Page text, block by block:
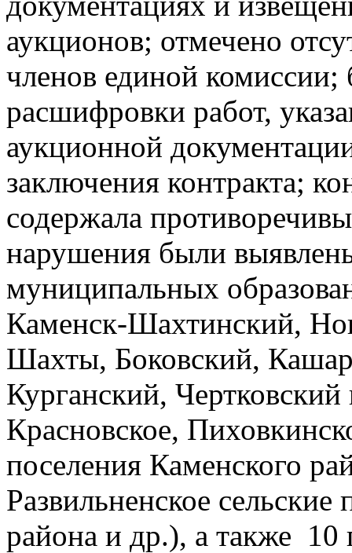
аукционов; отмечено
членов единой
расшифровки работ,
аукционной
заключения контракта;
содержала
нарушения были
муниципальных
Каменск-Шахтинский,
Шахты, Боковский,
Курганский,
Красновское,
поселения Каменского
Развильненское
района и др.), а также 10